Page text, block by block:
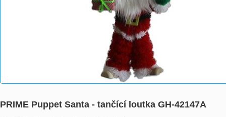
PRIME Puppet Santa - tančící loutka GH-42147A